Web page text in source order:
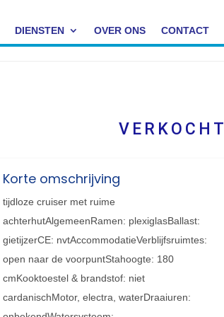
DIENSTEN OVER ONS CONTACT
VERKOCHT
Korte omschrijving
tijdloze cruiser met ruime
achterhutAlgemeenRamen: plexiglasBallast:
gietijzerCE: nvtAccommodatieVerblijfsruimtes:
open naar de voorpuntStahoogte: 180
cmKooktoestel & brandstof: niet
cardanischMotor, electra, waterDraaiuren: